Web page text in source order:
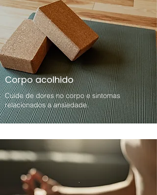
Corpo acolhido
Cuide de dores no corpo e sintomas
relacionados a ansiedade.